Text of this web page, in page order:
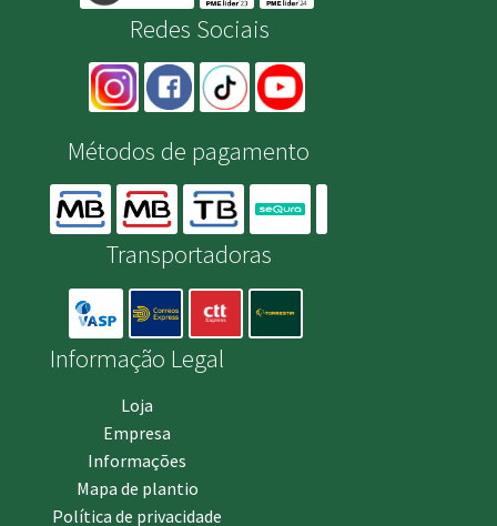
Redes Sociais
Métodos de pagamento
Transportadoras
Informação Legal
Loja
Empresa
Informações
Mapa de plantio
Política de privacidade